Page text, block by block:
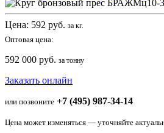
Цена: 592 руб. за кг.
Оптовая цена:
592 000 руб. за тонну
Заказать онлайн
или позвоните +7 (495) 987-34-14
Цена может изменяться — уточняйте